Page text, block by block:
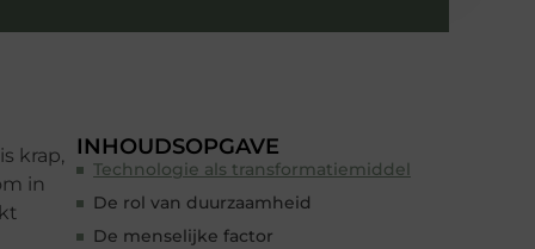
krap,
in
INHOUDSOPGAVE
Technologie als transformatiemiddel
De rol van duurzaamheid
De menselijke factor